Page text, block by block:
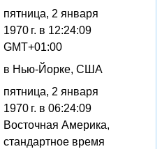
пятница, 2 января
1970 г. в 12:24:09
GMT+01:00
в Нью-Йорке, США
пятница, 2 января
1970 г. в 06:24:09
Восточная Америка,
стандартное время